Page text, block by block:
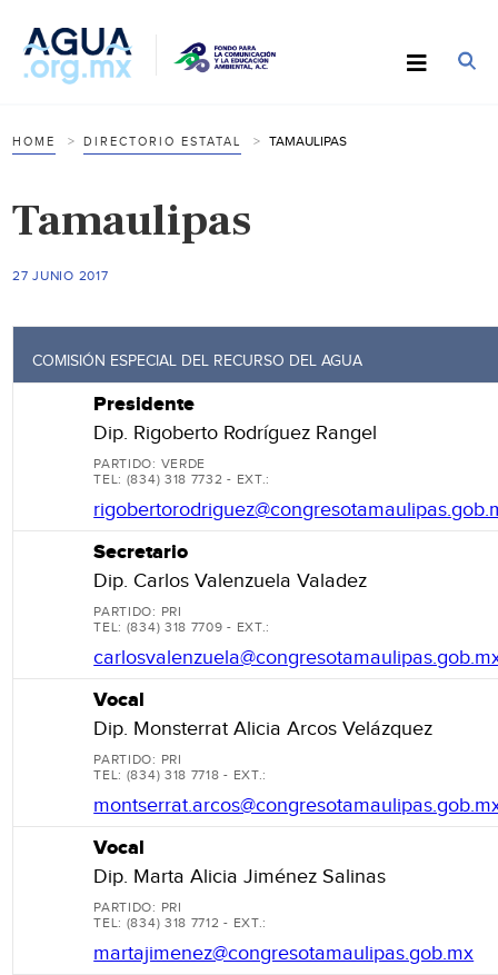
HOME DIRECTORIO ESTATAL TAMAULIPAS
Tamaulipas
27 JUNIO 2017
COMISIÓN ESPECIAL DEL RECURSO DEL AGUA
Presidente
Dip. Rigoberto Rodríguez Rangel
PARTIDO: VERDE
TEL: (834) 318 7732 - EXT.:
Secretario
Dip. Carlos Valenzuela Valadez
PARTIDO: PRI
TEL: (834) 318 7709 - EXT.:
Vocal
Dip. Monsterrat Alicia Arcos Velázquez
PARTIDO: PRI
TEL: (834) 318 7718 - EXT.:
Vocal
Dip. Marta Alicia Jiménez Salinas
PARTIDO: PRI
TEL: (834) 318 7712 - EXT.:
martajimenez@congresotamaulipas.gob.mx